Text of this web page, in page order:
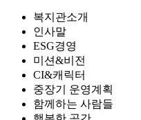
복지관소개
인사말
ESG경영
미션&비전
CI&캐릭터
중장기 운영계획
함께하는 사람들